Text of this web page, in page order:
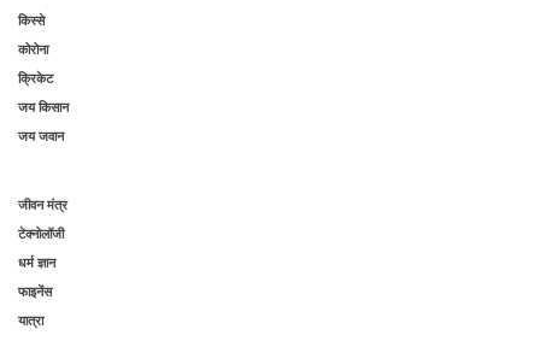
किस्से
कोरोना
क्रिकेट
जय किसान
जय जवान
जीवन मंत्र
टेक्नोलॉजी
धर्म ज्ञान
फाइनेंस
यात्रा